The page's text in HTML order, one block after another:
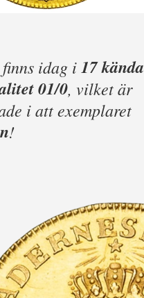
finns idag i17 kända
01/0, vilket är
i att exemplaret
!